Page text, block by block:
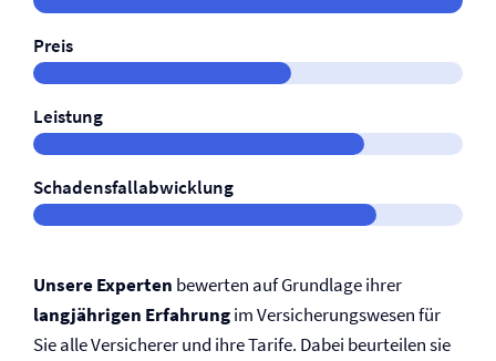
Preis
Leistung
Schadensfallabwicklung
Unsere Experten bewerten auf Grundlage ihrer
langjährigen Erfahrungim Versicherungswesen für
Sie alle Versicherer und ihre Tarife. Dabei beurteilen sie